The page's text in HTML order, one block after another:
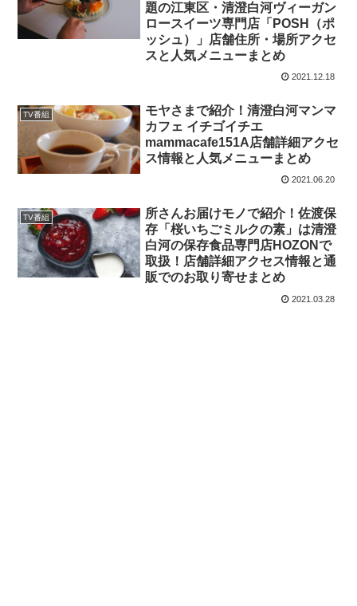
題の江東区・清澄白河ヴィーガン
ロースイーツ専門店「POSH（ポ
ッシュ）」店舗住所・場所アクセ
スと人気メニューまとめ
2021.12.18
TV番組
モヤさまで紹介！清澄白河マンマ
カフェ イチゴイチエ
mammacafe151A店舗詳細アクセ
ス情報と人気メニューまとめ
2021.06.20
TV番組
所さんお届けモノで紹介！佐渡保
存「桜いちごミルクの素」は清澄
白河の保存食品専門店HOZONで
取扱！店舗詳細アクセス情報と通
販でのお取り寄せまとめ
2021.03.28